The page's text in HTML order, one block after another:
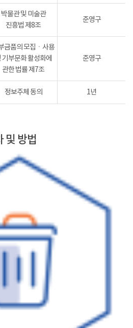
박물관 및 미술관
진흥법 제8조
준영구
금품의 모집ㆍ사용
기부문화 활성화에
관한 법률 제7조
준영구
정보주체 동의 1년
및 방법